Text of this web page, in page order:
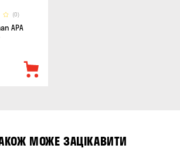
(0)
APA
МОЖЕ ЗАЦІКАВИТИ